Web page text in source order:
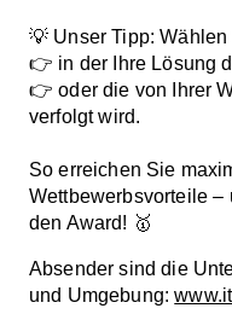
💡 Unser Tipp:
👉 in der Ihre Lösung
👉 oder die von Ihrer
verfolgt wird.
So erreichen Sie
Wettbewerbsvorteile –
den Award! 🥇
Absender sind die
und Umgebung: